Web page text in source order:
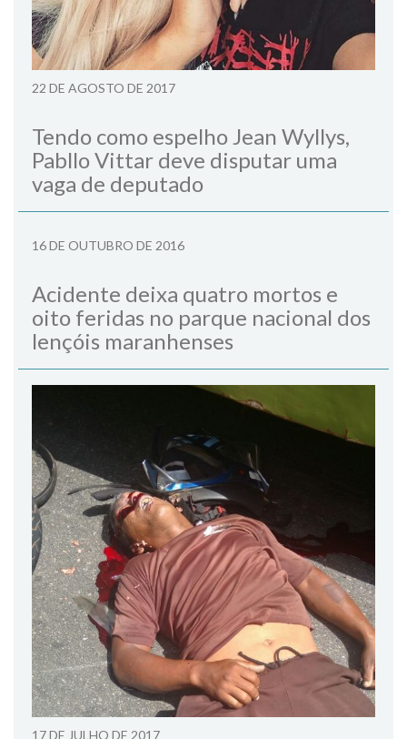
22 DE AGOSTO DE 2017
Tendo como espelho Jean Wyllys,
Pabllo Vittar deve disputar uma
vaga de deputado
16 DE OUTUBRO DE 2016
Acidente deixa quatro mortos e
oito feridas no parque nacional dos
lençóis maranhenses
17 DE JULHO DE 2017